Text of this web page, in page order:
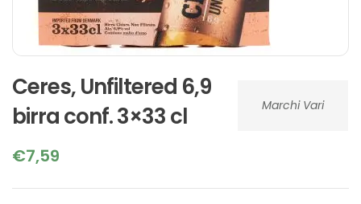
Marchi Vari
Ceres, Unfiltered 6,9
birra conf. 3×33 cl
€7,59